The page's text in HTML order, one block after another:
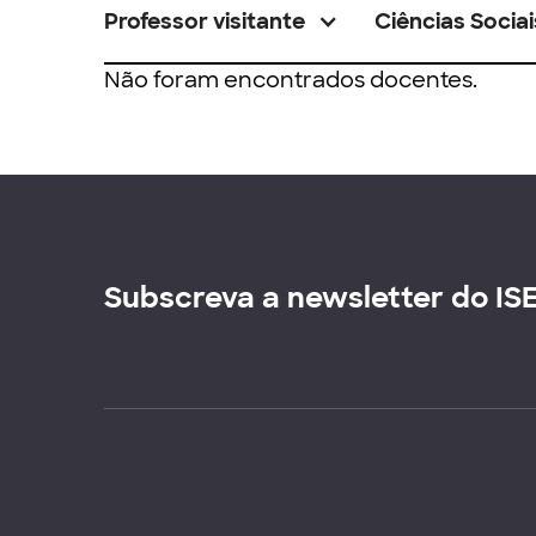
Professor visitante Ciências
Não foram encontrados docentes.
Subscreva a newsletter do